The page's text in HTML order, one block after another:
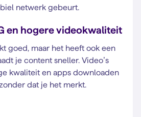
netwerk gebeurt.
en hogere videokwaliteit
goed, maar het heeft ook een
je content sneller. Video’s
kwaliteit en apps downloaden
dat je het merkt.